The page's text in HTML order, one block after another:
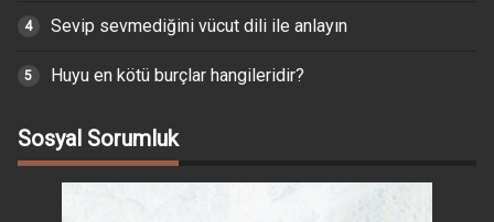
Sevip sevmediğini vücut dili ile anlayın
Huyu en kötü burçlar hangileridir?
Sosyal Sorumluk